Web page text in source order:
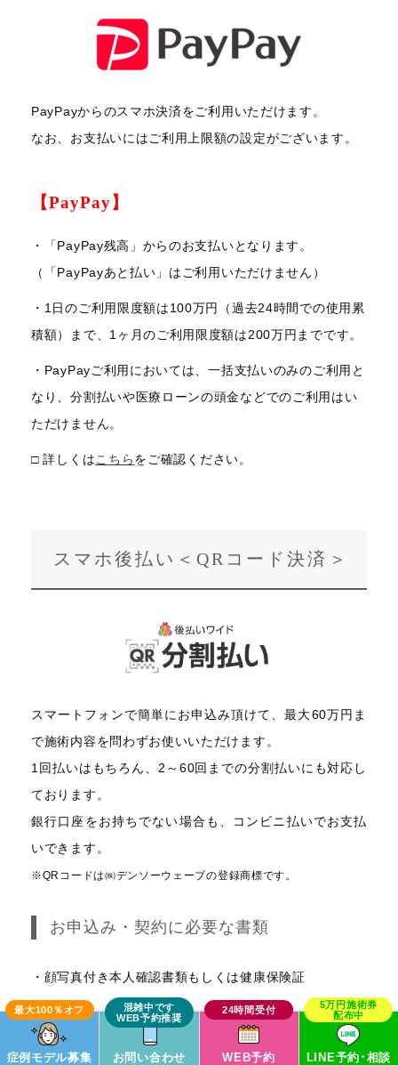
PayPayからのスマホ決済をご利用いただけます。
なお、お支払いにはご利用上限額の設定がございます。
【PayPay】
・「PayPay残高」からのお支払いとなります。
（「PayPayあと払い」はご利用いただけません）
・1日のご利用限度額は100万円（過去24時間での使用累
積額）まで、1ヶ月のご利用限度額は200万円までです。
・PayPayご利用においては、一括支払いのみのご利用と
なり、分割払いや医療ローンの頭金などでのご利用はい
ただけません。
□ 詳しくはこちらをご確認ください。
スマホ後払い＜QRコード決済＞
スマートフォンで簡単にお申込み頂けて、最大60万円ま
で施術内容を問わずお使いいただけます。
1回払いはもちろん、2～60回までの分割払いにも対応し
ております。
銀行口座をお持ちでない場合も、コンビニ払いでお支払
いできます。
※QRコードは㈱デンソーウェーブの登録商標です。
お申込み・契約に必要な書類
・顔写真付き本人確認書類もしくは健康保険証
症例モデル募集 お問い合わせ WEB予約 LINE予約･相談